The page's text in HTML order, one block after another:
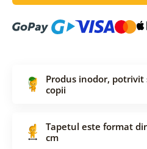
Produs inodor,
copii
Tapetul este format
cm